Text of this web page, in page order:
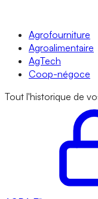
Agrofourniture
Agroalimentaire
AgTech
Coop-négoce
Tout l'historique de